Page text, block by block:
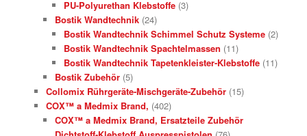
PU-Polyurethan Klebstoffe (3)
Bostik Wandtechnik (24)
Bostik Wandtechnik Schimmel Schutz Systeme (2)
Bostik Wandtechnik Spachtelmassen (11)
Bostik Wandtechnik Tapetenkleister-Klebstoffe (11)
Bostik Zubehör (5)
Collomix Rührgeräte-Mischgeräte-Zubehör (15)
COX™ a Medmix Brand, (402)
COX™ a Medmix Brand, Ersatzteile Zubehör